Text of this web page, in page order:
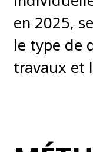
en 2025,
le type de
travaux et